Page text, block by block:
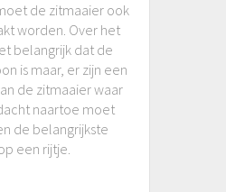
de zitmaaier ook
worden. Over het
belangrijk dat de
is maar, er zijn een
de zitmaaier waar
naartoe moet
de belangrijkste
een rijtje.